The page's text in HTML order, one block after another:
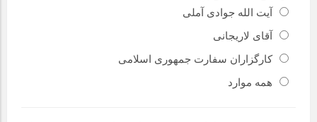
آیت الله جوادی آملی
آقای لاریجانی
کارگزاران سفارت جمهوری اسلامی
همه موارد